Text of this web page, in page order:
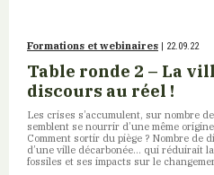
Formations et webinaires | 22.09.22
Table ronde 2 – La
discours au réel !
Les crises s’accumulent, sur nombre
semblent se nourrir d’une même
Comment sortir du piège ? Nombre de
d’une ville décarbonée… qui réduirait
fossiles et ses impacts sur le